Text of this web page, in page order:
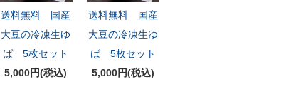
送料無料 国産
大豆の冷凍生ゆ
ば 5枚セット
5,000円(税込)
送料無料 国産
大豆の冷凍生ゆ
ば 5枚セット
5,000円(税込)